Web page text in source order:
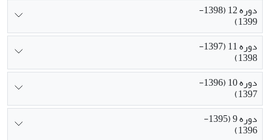
دوره 12 (1398-
1399)
دوره 11 (1397-
1398)
دوره 10 (1396-
1397)
دوره 9 (1395-
1396)